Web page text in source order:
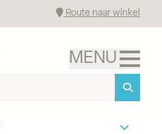
Route naar winkel